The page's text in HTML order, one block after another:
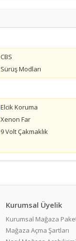
CBS
Sürüş Modları
Elcik Koruma
Xenon Far
9 Volt Çakmaklık
Kurumsal Üyelik
Kurumsal Mağaza
Mağaza Açma Şartları